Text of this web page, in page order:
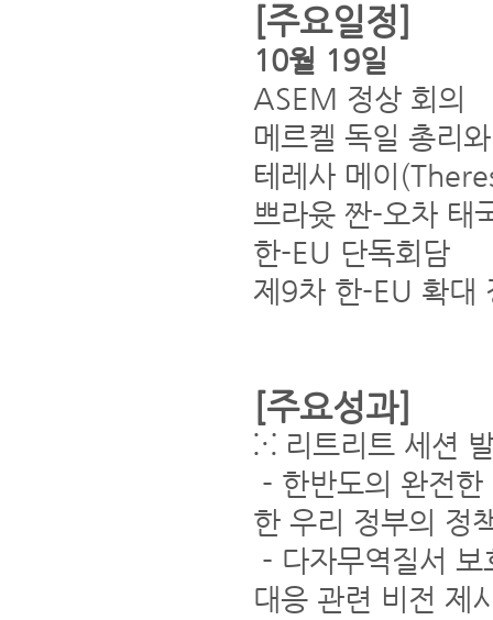
[주요일정]
10월 19일
ASEM 정상 회의
메르켈 독일 총리
테레사 메이
쁘라윳 짠-오차 태
한-EU 단독회담
제9차 한-EU 확대
[주요성과]
⁙ 리트리트 세션
- 한반도의 완전
한 우리 정부의 정
- 다자무역질서
대응 관련 비전 제